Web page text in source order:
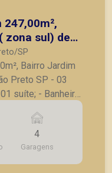
zona sul) de
SP
Bairro Jardim
SP - 03
suíte; - Banheiro
armários, -
- Completa
Piramid
clientes com
vendas de
4
Garagens